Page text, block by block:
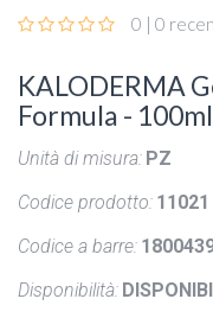
0 | 0
KALODERMA
Formula - 100ml
Unità di misura: PZ
Codice prodotto: 11021
Codice a barre:
Disponibilità: